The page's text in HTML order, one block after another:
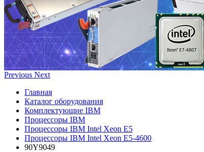
Previous Next
Главная
Каталог оборудования
Комплектующие IBM
Процессоры IBM
Процессоры IBM Intel Xeon E5
Процессоры IBM Intel Xeon E5-4600
90Y9049